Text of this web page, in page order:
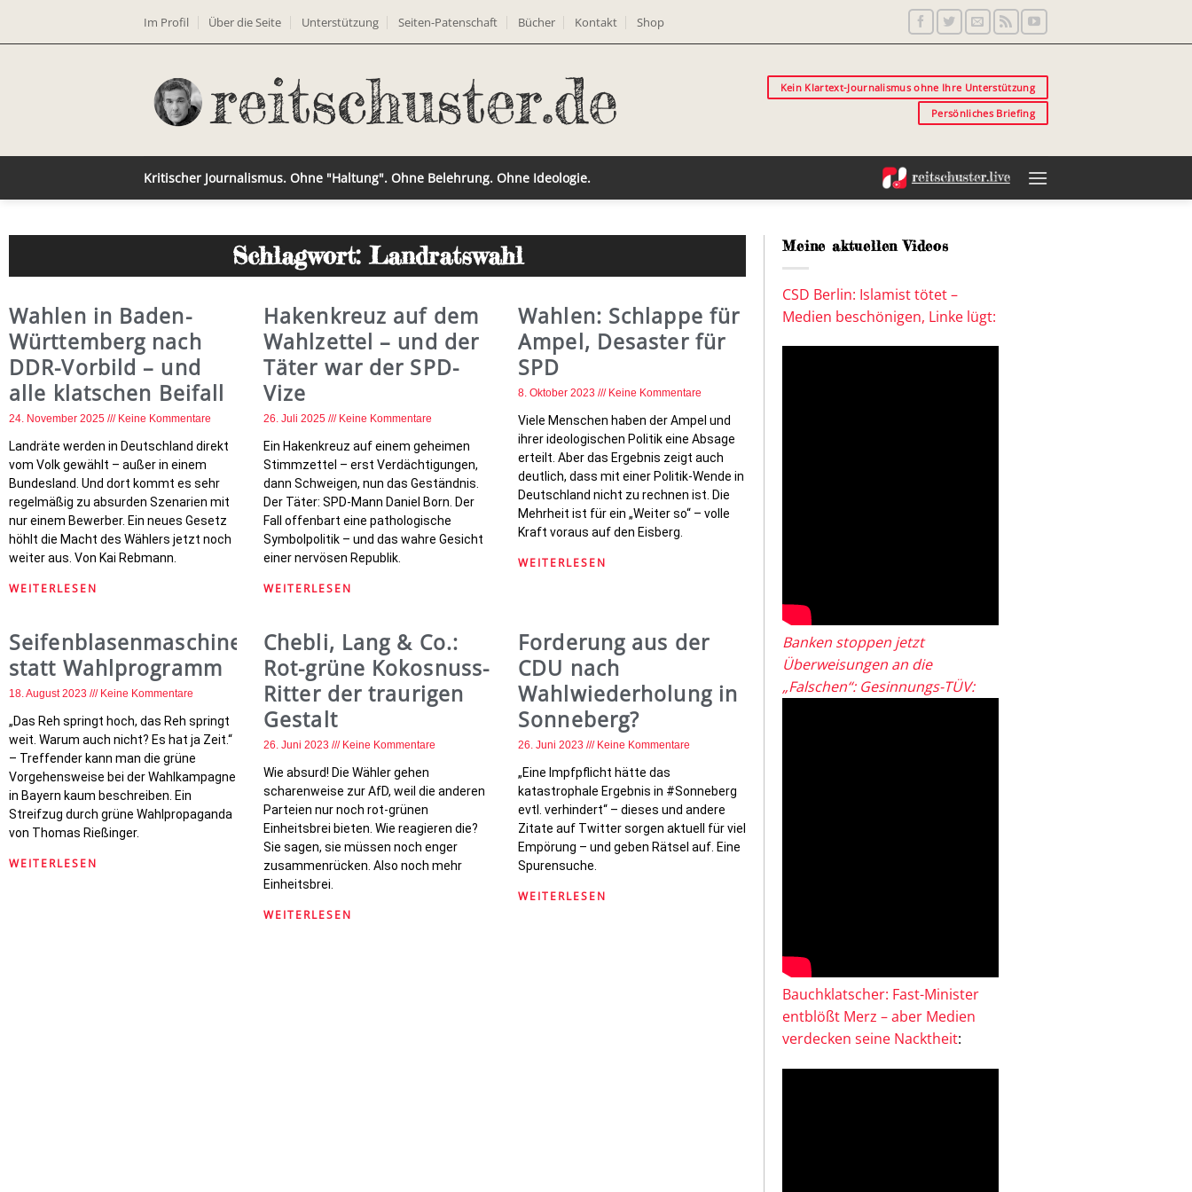
Im Profil Über die Seite Unterstützung Seiten-Patenschaft Bücher Kontakt Shop
Kein Klartext-Journalismus ohne Ihre Unterstützung
Persönliches Briefing
Kritischer Journalismus. Ohne "Haltung". Ohne Belehrung. Ohne Ideologie.
Schlagwort: Landratswahl
Wahlen in Baden-
Württemberg nach
DDR-Vorbild – und
alle klatschen Beifall
24. November 2025 Keine Kommentare
Landräte werden in Deutschland direkt
vom Volk gewählt – außer in einem
Bundesland. Und dort kommt es sehr
regelmäßig zu absurden Szenarien mit
nur einem Bewerber. Ein neues Gesetz
höhlt die Macht des Wählers jetzt noch
weiter aus. Von Kai Rebmann.
WEITERLESEN
Hakenkreuz auf dem
Wahlzettel – und der
Täter war der SPD-
Vize
26. Juli 2025 Keine Kommentare
Ein Hakenkreuz auf einem geheimen
Stimmzettel – erst Verdächtigungen,
dann Schweigen, nun das Geständnis.
Der Täter: SPD-Mann Daniel Born. Der
Fall offenbart eine pathologische
Symbolpolitik – und das wahre Gesicht
einer nervösen Republik.
WEITERLESEN
Wahlen: Schlappe für
Ampel, Desaster für
SPD
8. Oktober 2023 Keine Kommentare
Viele Menschen haben der Ampel und
ihrer ideologischen Politik eine Absage
erteilt. Aber das Ergebnis zeigt auch
deutlich, dass mit einer Politik-Wende in
Deutschland nicht zu rechnen ist. Die
Mehrheit ist für ein „Weiter so“ – volle
Kraft voraus auf den Eisberg.
WEITERLESEN
Seifenblasenmaschine
statt Wahlprogramm
18. August 2023 Keine Kommentare
„Das Reh springt hoch, das Reh springt
weit. Warum auch nicht? Es hat ja Zeit.“
– Treffender kann man die grüne
Vorgehensweise bei der Wahlkampagne
in Bayern kaum beschreiben. Ein
Streifzug durch grüne Wahlpropaganda
von Thomas Rießinger.
WEITERLESEN
Chebli, Lang & Co.:
Rot-grüne Kokosnuss-
Ritter der traurigen
Gestalt
26. Juni 2023 Keine Kommentare
Wie absurd! Die Wähler gehen
scharenweise zur AfD, weil die anderen
Parteien nur noch rot-grünen
Einheitsbrei bieten. Wie reagieren die?
Sie sagen, sie müssen noch enger
zusammenrücken. Also noch mehr
Einheitsbrei.
WEITERLESEN
Forderung aus der
CDU nach
Wahlwiederholung in
Sonneberg?
26. Juni 2023 Keine Kommentare
„Eine Impfpflicht hätte das
katastrophale Ergebnis in #Sonneberg
evtl. verhindert“ – dieses und andere
Zitate auf Twitter sorgen aktuell für viel
Empörung – und geben Rätsel auf. Eine
Spurensuche.
WEITERLESEN
Meine aktuellen Videos
CSD Berlin: Islamist tötet –
Medien beschönigen, Linke lügt:
Banken stoppen jetzt
Überweisungen an die
„Falschen“: Gesinnungs-TÜV:
Bauchklatscher: Fast-Minister
entblößt Merz – aber Medien
verdecken seine Nacktheit: